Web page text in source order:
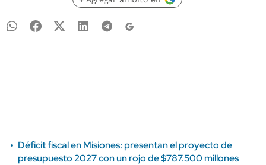
Déficit fiscal en Misiones: presentan el proyecto de
presupuesto 2027 con un rojo de $787.500 millones